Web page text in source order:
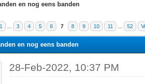
en nog eens banden
1 3 4 5 6 7 8 9 10 11 52
en nog eens banden
28-Feb-2022, 10:37 PM